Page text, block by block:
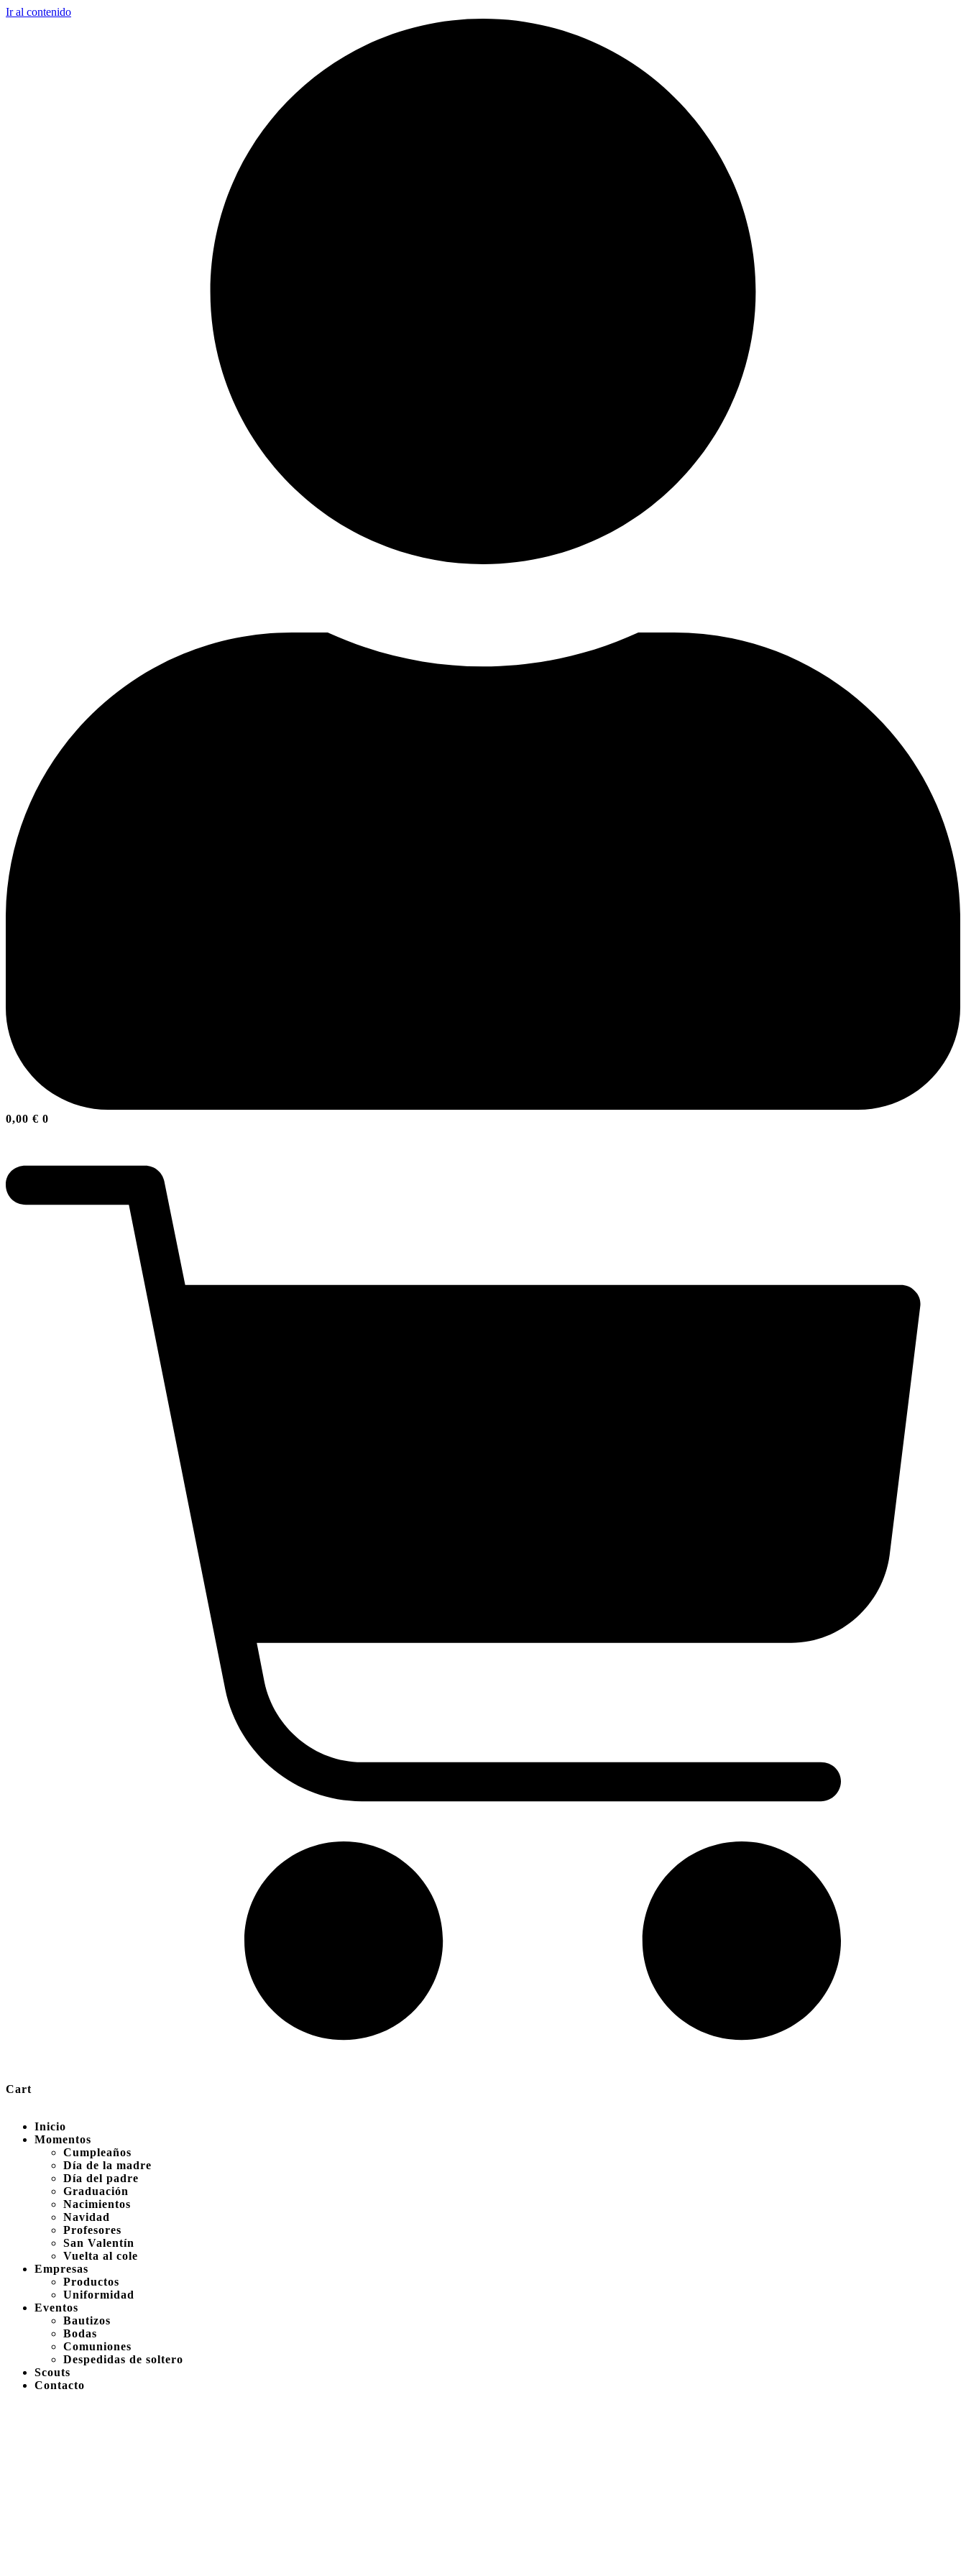
Ir al contenido
0,00 € 0
Cart
Inicio
Momentos
Cumpleaños
Día de la madre
Día del padre
Graduación
Nacimientos
Navidad
Profesores
San Valentín
Vuelta al cole
Empresas
Productos
Uniformidad
Eventos
Bautizos
Bodas
Comuniones
Despedidas de soltero
Scouts
Contacto